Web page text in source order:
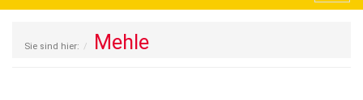
Sie sind hier: Mehle